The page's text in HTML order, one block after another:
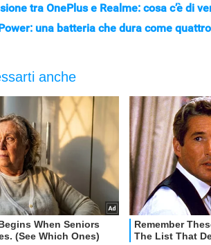
tra OnePlus e Realme: cosa c’è di
una batteria che dura come